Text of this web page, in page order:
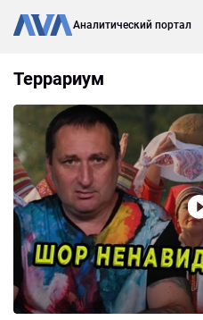
Аналитический портал
Террариум